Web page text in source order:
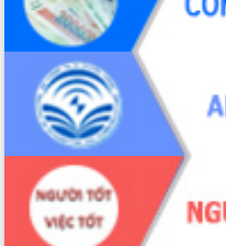
ứng để giữ vững thị trường xuất khẩu
Diễn đàn Kinh tế tư nhân Việt Nam đột
phá cơ chế - Hợp tác công tư
Đề án 06 tạo bước ngoặt đột phá trong
cải cách hành chính tỉnh Đắk Lắk
Kết nối tour, đẩy mạnh chuyển đổi số
để phát triển du lịch Đắk Lắk
Khởi động Dự án Đầu tư xây dựng hạ
tầng kỹ thuật Cụm công nghiệp Tân
Tiến